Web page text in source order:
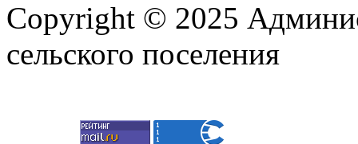
Copyright © 2025
сельского поселения